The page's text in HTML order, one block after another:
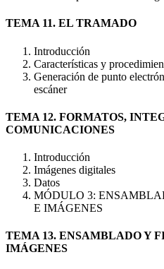
TEMA 11. EL TRAMADO
Introducción
Características y
Generación de punto
escáner
TEMA 12. FORMATOS,
COMUNICACIONES
Introducción
Imágenes digitales
Datos
MÓDULO 3:
E IMÁGENES
TEMA 13. ENSAMBLADO Y
IMÁGENES